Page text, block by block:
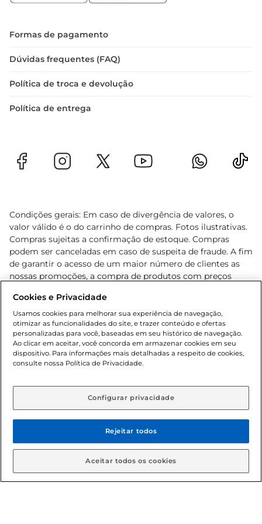
Formas de pagamento
Dúvidas frequentes (FAQ)
Política de troca e devolução
Política de entrega
Condições gerais: Em caso de divergência de valores, o
valor válido é o do carrinho de compras. Fotos ilustrativas.
Compras sujeitas a confirmação de estoque. Compras
podem ser canceladas em caso de suspeita de fraude. A fim
de garantir o acesso de um maior número de clientes as
nossas promoções, a compra de produtos com preços
cliente. Os preços, ofertas e condições são exclusivos para
o e-commerce e válidos durante o dia de hoje, podendo
sofrer alterações sem prévia notificação. Proibida a venda
de bebidas alcoólicas para menores de 18 anos, conforme
Lei n.º 8069/90, art. 81, inciso II (Estatuto da Criança e do
Adolescente). Preços e condições exclusivos para o
aviso prévio. O valor mínimo para as compras on-line é de
© 2026 Copyright. Todos os direitos
reservados Gbarbosa.
Cookies e Privacidade
Usamos cookies para melhorar sua experiência de navegação,
otimizar as funcionalidades do site, e trazer conteúdo e ofertas
personalizadas para você, baseadas em seu histórico de navegação.
Ao clicar em aceitar, você concorda em armazenar cookies em seu
dispositivo. Para informações mais detalhadas a respeito de cookies,
consulte nossa Política de Privacidade.
Configurar privacidade
Rejeitar todos
Aceitar todos os cookies